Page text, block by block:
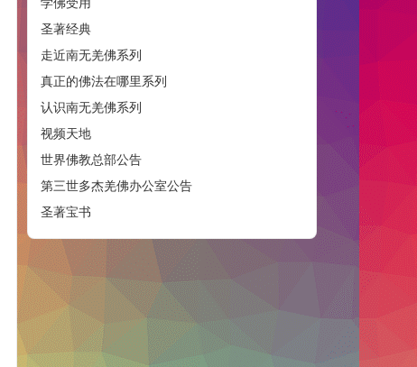
圣著经典
走近南无羌佛系列
真正的佛法在哪里系列
认识南无羌佛系列
视频天地
世界佛教总部公告
第三世多杰羌佛办公室公告
圣著宝书